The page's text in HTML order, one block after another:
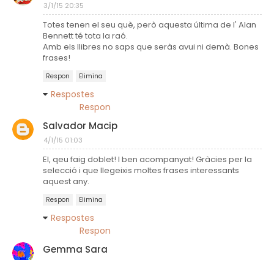
3/1/15 20:35
Totes tenen el seu què, però aquesta última de l' Alan
Bennett té tota la raó.
Amb els llibres no saps que seràs avui ni demà. Bones
frases!
Respon Elimina
Respostes
Respon
Salvador Macip
4/1/15 01:03
EI, qeu faig doblet! I ben acompanyat! Gràcies per la
selecció i que llegeixis moltes frases interessants
aquest any.
Respon Elimina
Respostes
Respon
Gemma Sara